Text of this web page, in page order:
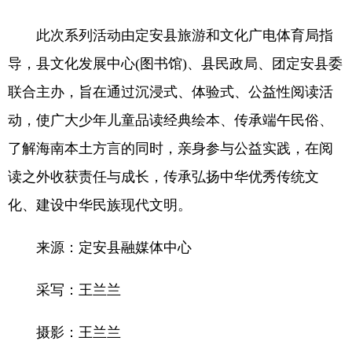
此次系列活动由定安县旅游和文化广电体育局指
导，县文化发展中心(图书馆)、县民政局、团定安县委
联合主办，旨在通过沉浸式、体验式、公益性阅读活
动，使广大少年儿童品读经典绘本、传承端午民俗、
了解海南本土方言的同时，亲身参与公益实践，在阅
读之外收获责任与成长，传承弘扬中华优秀传统文
化、建设中华民族现代文明。
来源：定安县融媒体中心
采写：王兰兰
摄影：王兰兰